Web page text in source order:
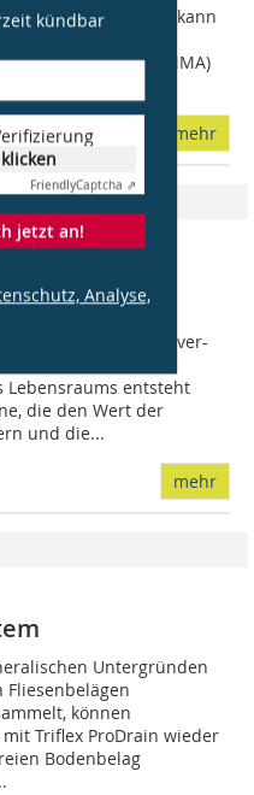
kündbar
FriendlyCaptcha ⇗
jetzt an!
Analyse,
aufgebracht wird, kann
mit
Produkten (PMMA)
mehr
in der
wurde 1954 in Hannover-
Lebensraums entsteht
die den Wert der
und die...
mehr
Untergründen
können
Triflex ProDrain wieder
Bodenbelag